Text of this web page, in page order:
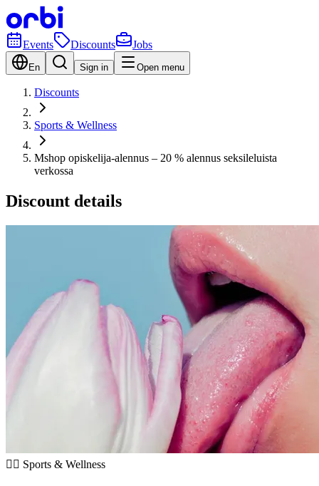
Events Discounts Jobs
En Sign in Open menu
Discounts
Sports & Wellness
Mshop opiskelija-alennus – 20 % alennus seksileluista
verkossa
Discount details
🏃‍♂️ Sports & Wellness